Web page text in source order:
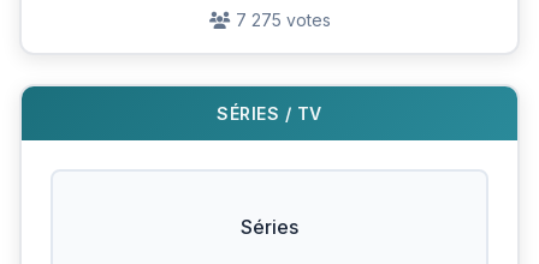
7 275 votes
SÉRIES / TV
Séries